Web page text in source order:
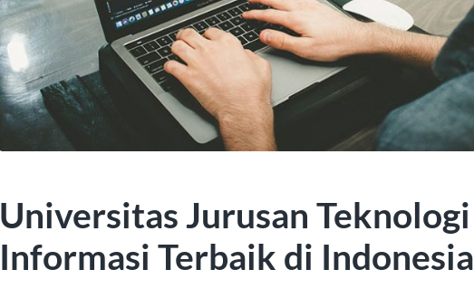
Universitas Jurusan Teknologi
Informasi Terbaik di Indonesia